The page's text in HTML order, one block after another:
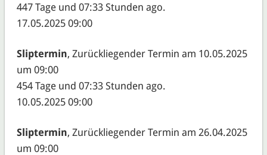
447 Tage und 07:33 Stunden ago.
17.05.2025 09:00
Sliptermin, Zurückliegender Termin am 10.05.2025
um 09:00
454 Tage und 07:33 Stunden ago.
10.05.2025 09:00
Sliptermin, Zurückliegender Termin am 26.04.2025
um 09:00